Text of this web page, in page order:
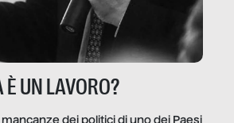
È UN LAVORO?
dei politici di uno dei Paesi